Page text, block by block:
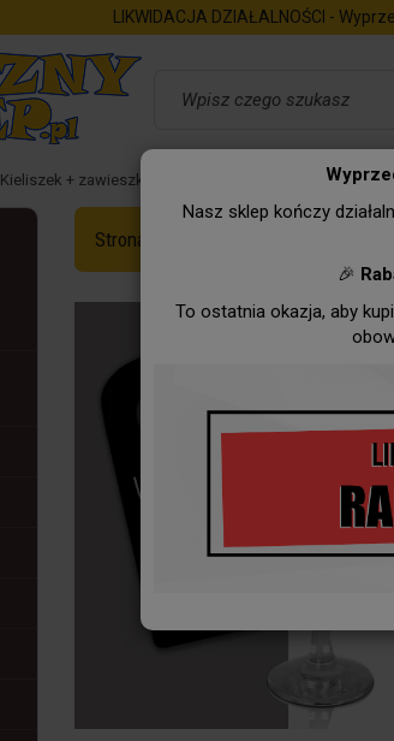
Nasz sklep kończy
🎉
To ostatnia okazja, aby
LIKWIDACJA DZIAŁALNOŚCI -
Kieliszek + zawieszka na drzwi..
Strona Główna